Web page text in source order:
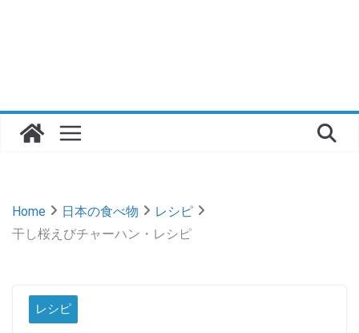
Home 日本の食べ物
レシピ
干し桜えびチャーハン・レシピ
レシピ